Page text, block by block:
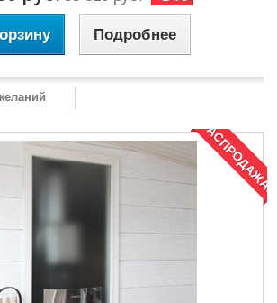
Подробнее
РАСПРОДАЖА!